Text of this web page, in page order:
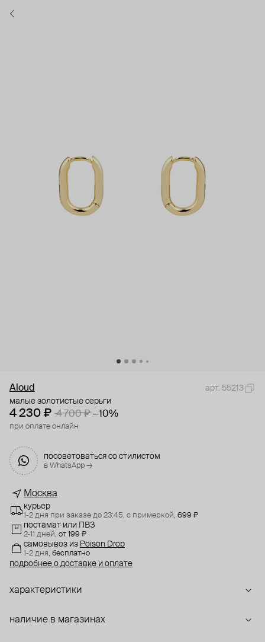
Aloud
арт. 55213
малые золотистые серьги
4 230 ₽ 4 700 ₽ −10%
при оплате онлайн
посоветоваться со стилистом
в WhatsApp →
Москва
курьер
1-2 дня при заказе до 23:45, с примеркой, 699 ₽
постамат или ПВЗ
2-11 дней, от 199 ₽
самовывоз из Poison Drop
1-2 дня, бесплатно
подробнее о доставке и оплате
характеристики
наличие в магазинах